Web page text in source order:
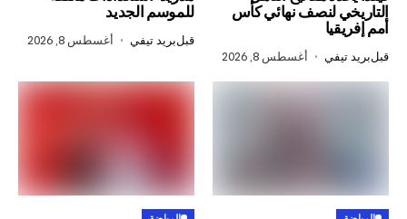
لنصف نهائي كأس
أغسطس 8, 2026
للموسم الجديد
أغسطس 8, 2026